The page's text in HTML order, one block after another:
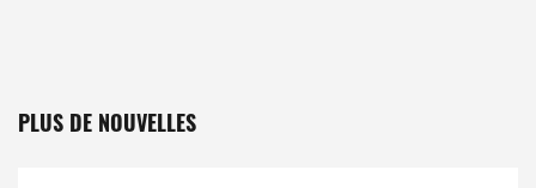
PLUS DE NOUVELLES